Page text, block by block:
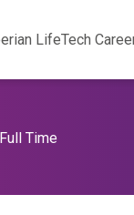
LifeTech
Full Time